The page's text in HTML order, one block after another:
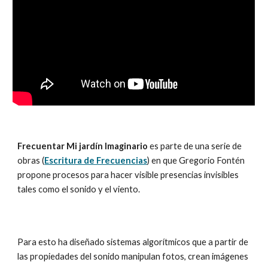
Frecuentar Mi jardín Imaginario es parte de una serie de
obras (Escritura de Frecuencias) en que Gregorio Fontén
propone procesos para hacer visible presencias invisibles
tales como el sonido y el viento.
Para esto ha diseñado sistemas algorítmicos que a partir de
las propiedades del sonido manipulan fotos, crean imágenes